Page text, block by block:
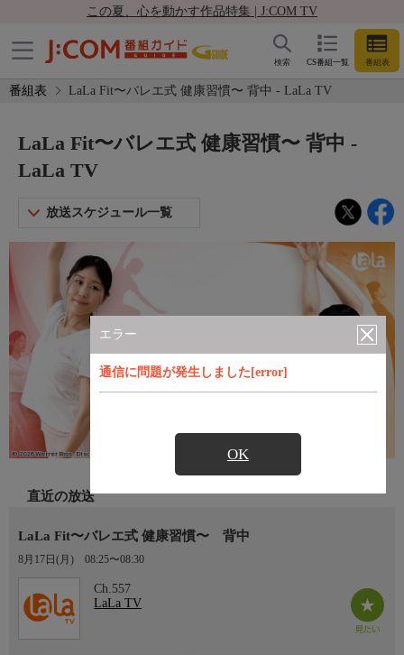
この夏、心を動かす作品特集 | J:COM TV
CS番組一覧 番組表
検索
番組表 LaLa Fit〜バレエ式 健康習慣〜 背中 - LaLa TV
エラー
通信に問題が発生しました[error]
OK
LaLa Fit〜バレエ式 健康習慣〜 背中 -
LaLa TV
放送スケジュール一覧
直近の放送
LaLa Fit〜バレエ式 健康習慣〜 背中
8月17日(月) 08:25〜08:30
Ch.557
LaLa TV